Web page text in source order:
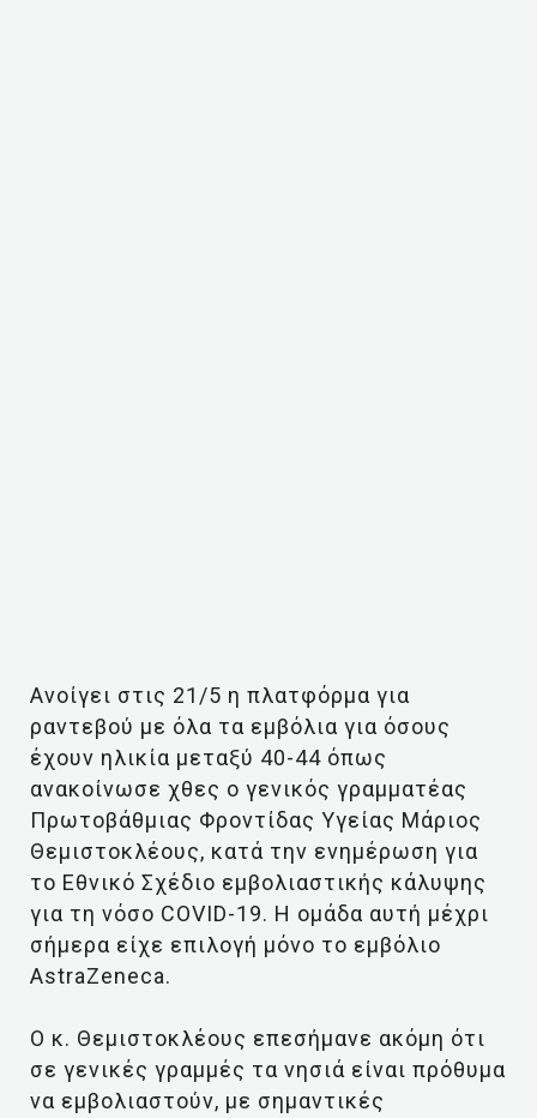
Ανοίγει στις 21/5 η πλατφόρμα για
ραντεβού με όλα τα εμβόλια για όσους
έχουν ηλικία μεταξύ 40-44 όπως
ανακοίνωσε χθες ο γενικός γραμματέας
Πρωτοβάθμιας Φροντίδας Υγείας Μάριος
Θεμιστοκλέους, κατά την ενημέρωση για
το Εθνικό Σχέδιο εμβολιαστικής κάλυψης
για τη νόσο COVID-19. Η ομάδα αυτή μέχρι
σήμερα είχε επιλογή μόνο το εμβόλιο
AstraZeneca.
Ο κ. Θεμιστοκλέους επεσήμανε ακόμη ότι
σε γενικές γραμμές τα νησιά είναι πρόθυμα
να εμβολιαστούν, με σημαντικές